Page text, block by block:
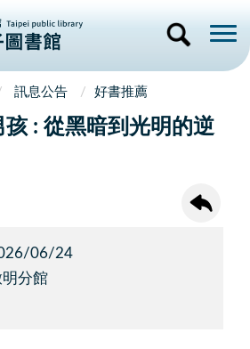
訊息公告 好書推薦
: 從黑暗到光明的逆
06/24
分館